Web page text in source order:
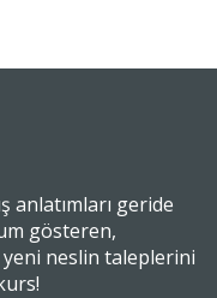
anlatımları geride
gösteren,
neslin taleplerini